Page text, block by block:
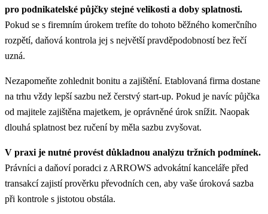
pro podnikatelské půjčky stejné velikosti a doby splatnosti.
Pokud se s firemním úrokem trefíte do tohoto běžného komerčního
rozpětí, daňová kontrola jej s největší pravděpodobností bez řečí
uzná.
Nezapomeňte zohlednit bonitu a zajištění. Etablovaná firma dostane
na trhu vždy lepší sazbu než čerstvý start-up. Pokud je navíc půjčka
od majitele zajištěna majetkem, je oprávněné úrok snížit. Naopak
dlouhá splatnost bez ručení by měla sazbu zvyšovat.
V praxi je nutné provést důkladnou analýzu tržních podmínek.
Právníci a daňoví poradci z ARROWS advokátní kanceláře před
transakcí zajistí prověrku převodních cen, aby vaše úroková sazba
při kontrole s jistotou obstála.